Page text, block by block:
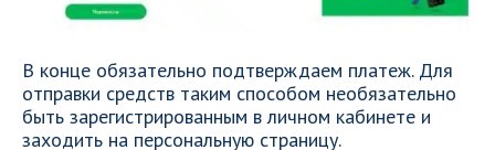
В конце обязательно подтверждаем платеж. Для
отправки средств таким способом необязательно
быть зарегистрированным в личном кабинете и
заходить на персональную страницу.